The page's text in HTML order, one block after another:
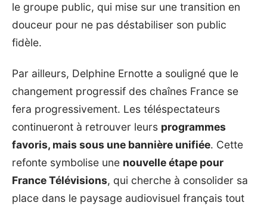
le groupe public, qui mise sur une transition en
douceur pour ne pas déstabiliser son public
fidèle.
Par ailleurs, Delphine Ernotte a souligné que le
changement progressif des chaînes France se
fera progressivement. Les téléspectateurs
continueront à retrouver leurs programmes
favoris, mais sous une bannière unifiée. Cette
refonte symbolise une nouvelle étape pour
France Télévisions, qui cherche à consolider sa
place dans le paysage audiovisuel français tout